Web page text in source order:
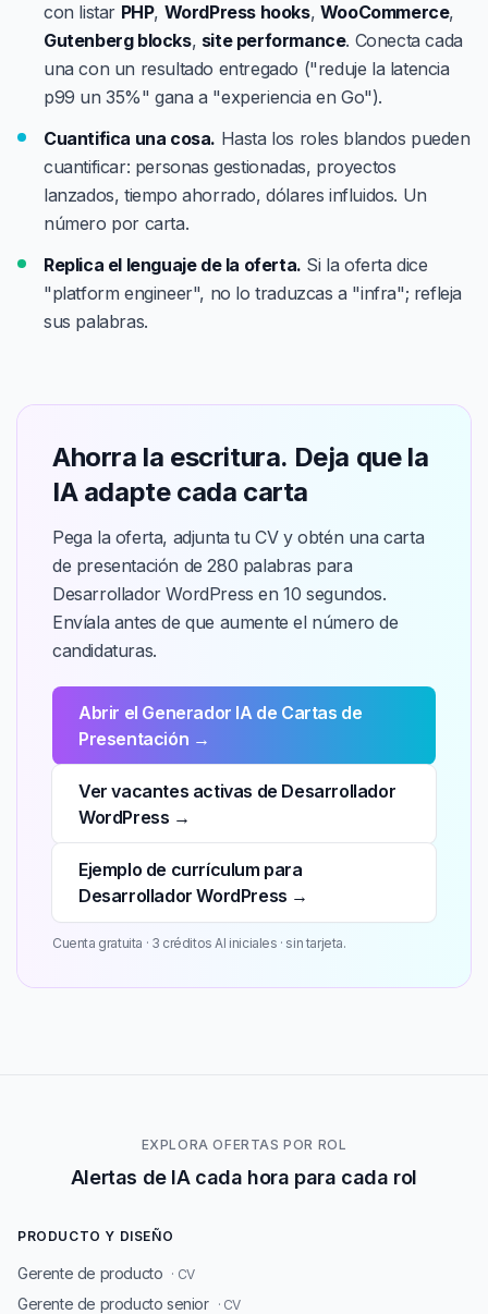
con listar PHP, WordPress hooks, WooCommerce,
Gutenberg blocks, site performance. Conecta cada
una con un resultado entregado ("reduje la latencia
p99 un 35%" gana a "experiencia en Go").
Cuantifica una cosa. Hasta los roles blandos pueden
cuantificar: personas gestionadas, proyectos
lanzados, tiempo ahorrado, dólares influidos. Un
número por carta.
Replica el lenguaje de la oferta. Si la oferta dice
"platform engineer", no lo traduzcas a "infra"; refleja
sus palabras.
Ahorra la escritura. Deja que la
IA adapte cada carta
Pega la oferta, adjunta tu CV y obtén una carta
de presentación de 280 palabras para
Desarrollador WordPress en 10 segundos.
Envíala antes de que aumente el número de
candidaturas.
Abrir el Generador IA de Cartas de
Presentación →
Ver vacantes activas de Desarrollador
WordPress →
Ejemplo de currículum para
Desarrollador WordPress →
Cuenta gratuita · 3 créditos AI iniciales · sin tarjeta.
EXPLORA OFERTAS POR ROL
Alertas de IA cada hora para cada rol
PRODUCTO Y DISEÑO
Gerente de producto · CV
Gerente de producto senior · CV